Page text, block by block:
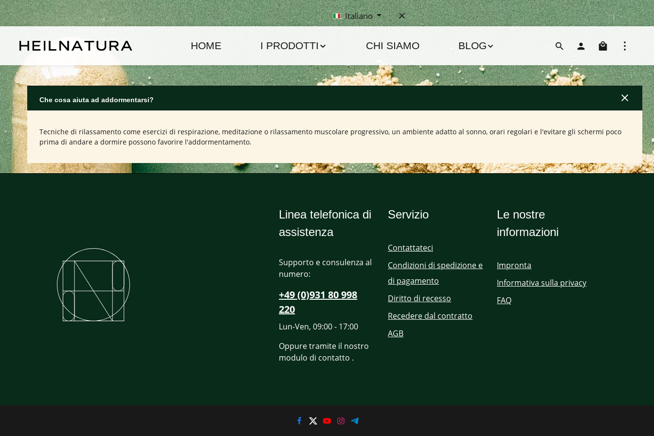
al contenuto principale
Passa alla navigazione principale Italiano
HOME I PRODOTTI CHI SIAMO BLOG Il
Che cosa aiuta ad addormentarsi?
Tecniche di rilassamento come esercizi di respirazione, meditazione o rilassamento muscolare progressivo, un ambiente adatto al sonno, orari regolari e l'evitare gli schermi poco
prima di andare a dormire possono favorire l'addormentamento.
Linea telefonica di
assistenza
Supporto e consulenza al
numero:
+49 (0)931 80 998
220
Lun-Ven, 09:00 - 17:00
Oppure tramite il nostro
modulo di contatto .
Servizio
Contattateci
Condizioni di spedizione e
di pagamento
Diritto di recesso
Recedere dal contratto
AGB
Le nostre
informazioni
Impronta
Informativa sulla privacy
FAQ